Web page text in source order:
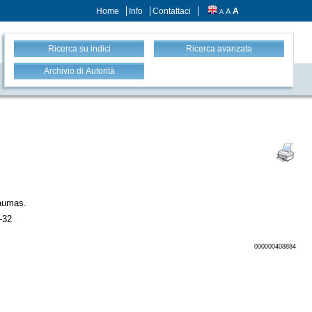
Home Info Contattaci A A A
Ricerca su indici Ricerca avanzata
Archivio di Autorità